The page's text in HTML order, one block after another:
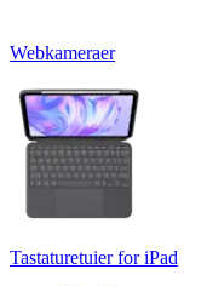
Webkameraer
Tastaturetuier for iPad